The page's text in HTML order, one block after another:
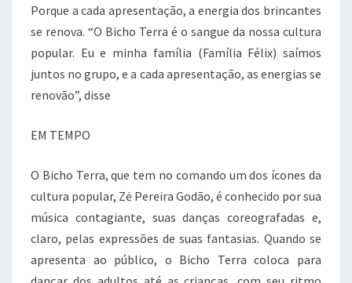
Porque a cada apresentação, a energia dos brincantes
se renova. “O Bicho Terra é o sangue da nossa cultura
popular. Eu e minha família (Família Félix) saímos
juntos no grupo, e a cada apresentação, as energias se
renovão”, disse
EM TEMPO
O Bicho Terra, que tem no comando um dos ícones da
cultura popular, Zė Pereira Godão, é conhecido por sua
música contagiante, suas danças coreografadas e,
claro, pelas expressões de suas fantasias. Quando se
apresenta ao público, o Bicho Terra coloca para